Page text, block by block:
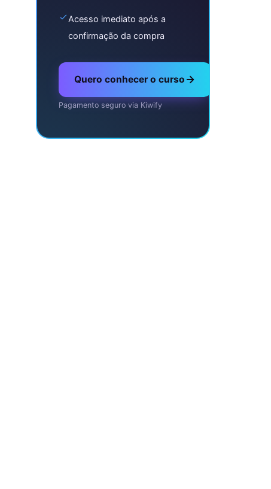
Acesso imediato após a
confirmação da compra
Quero conhecer o curso
Pagamento seguro via Kiwify